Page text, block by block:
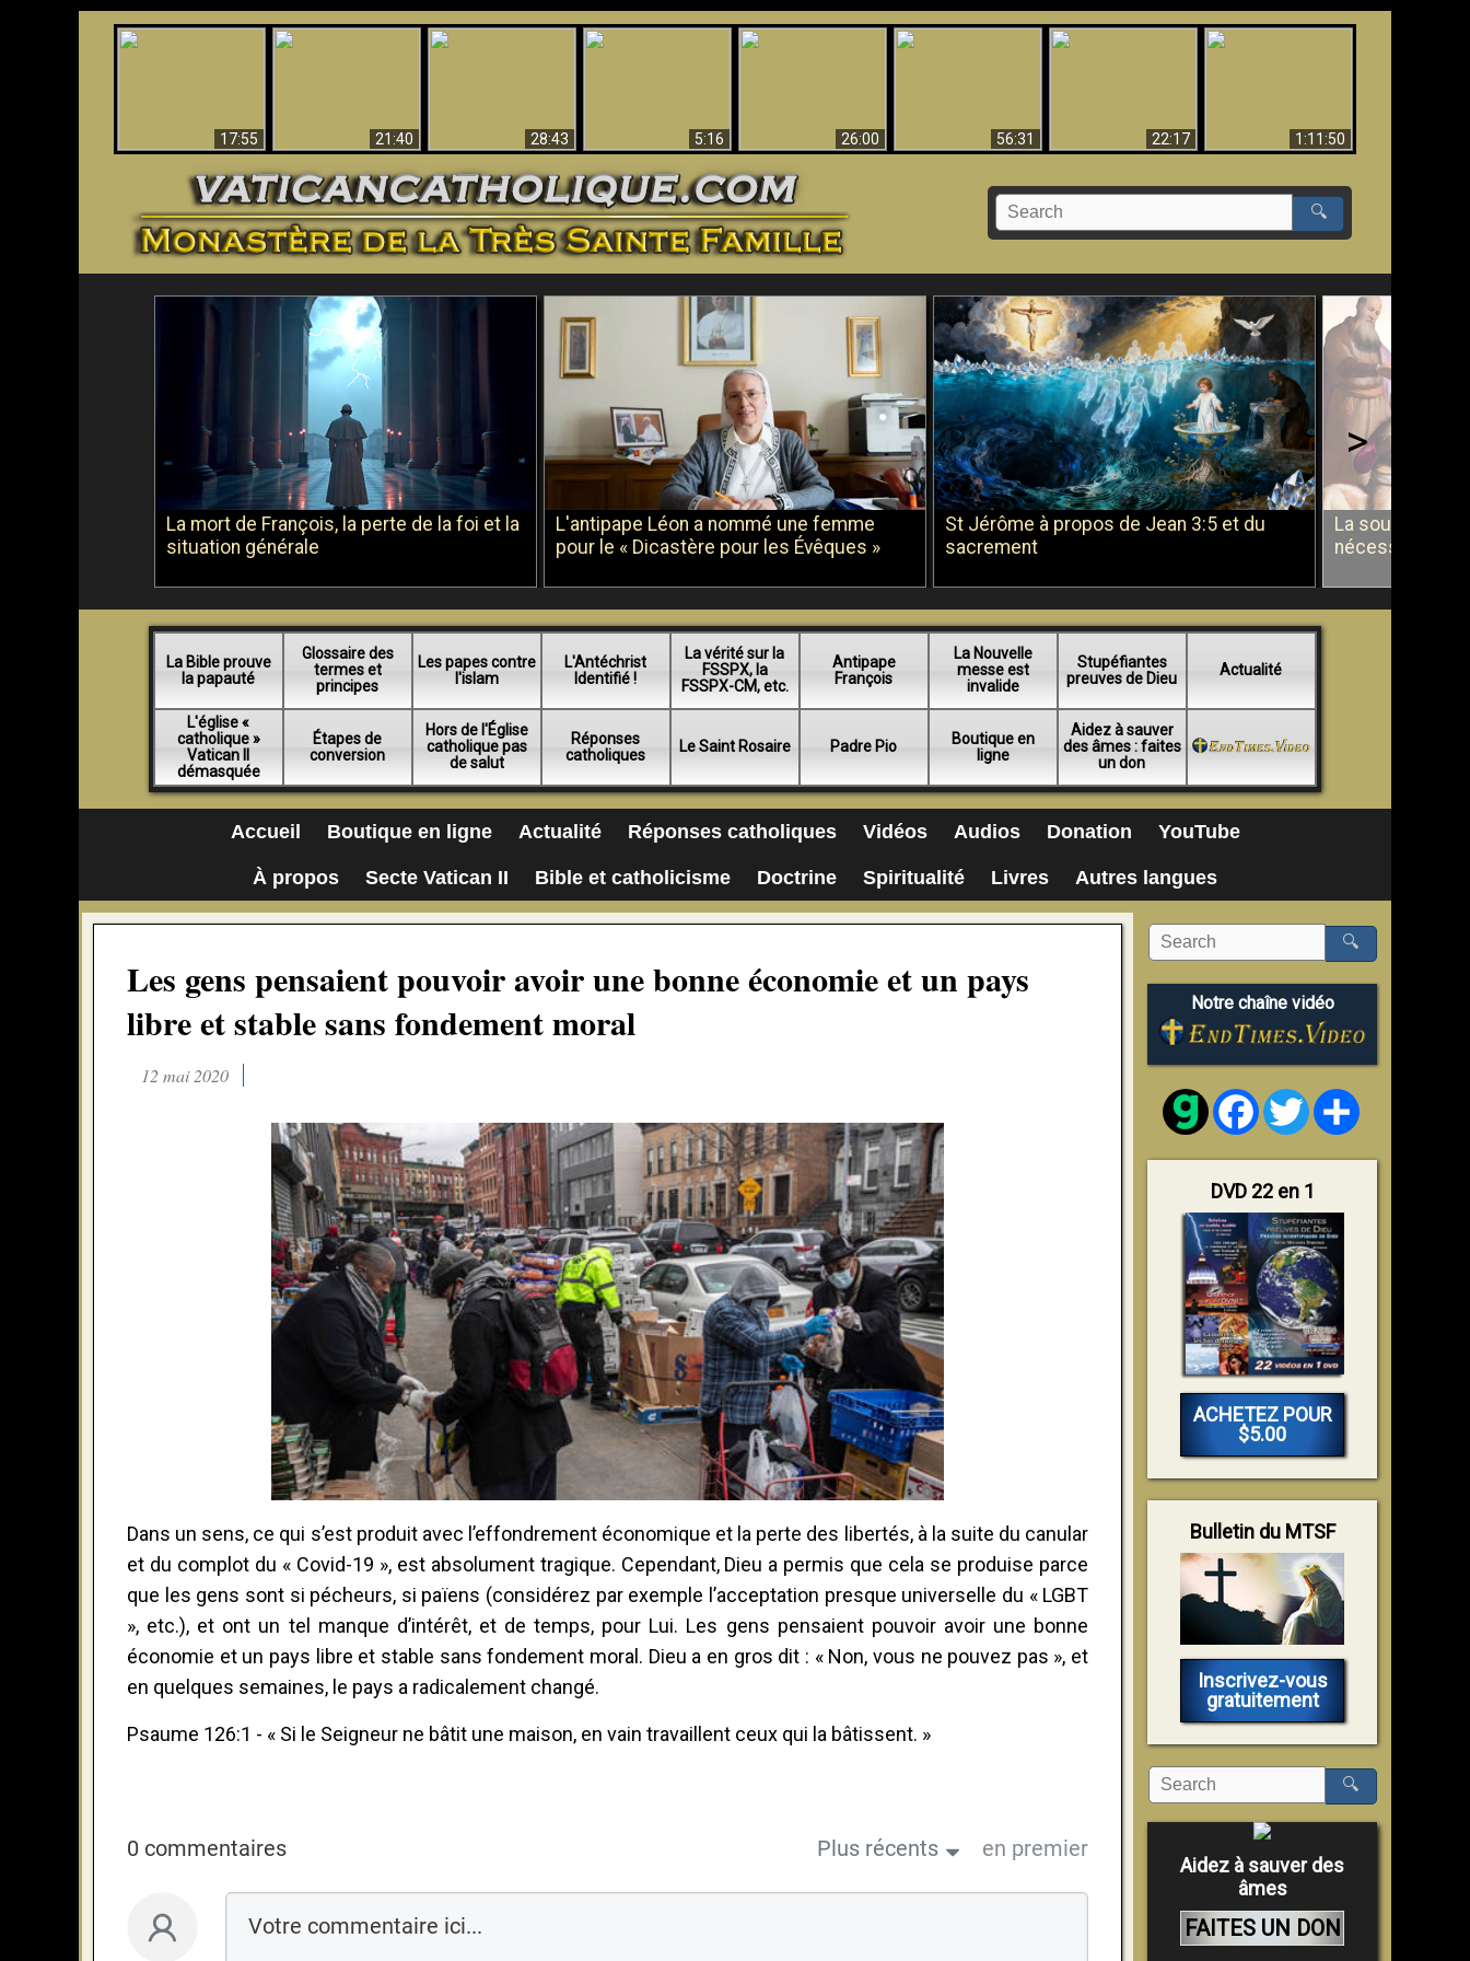
17:55
21:40
28:43
5:16
26:00 56:31 22:17
1:11:50
🔍
La mort de François, la perte de la foi et la
situation générale
L'antipape Léon a nommé une femme
pour le « Dicastère pour les Évêques »
St Jérôme à propos de Jean 3:5 et du
sacrement
La soumission
nécessité du
>
La Bible prouve
la papauté
Glossaire des
termes et
principes
Les papes contre
l'islam
L'Antéchrist
Identifié !
La vérité sur la
FSSPX, la
FSSPX-CM, etc.
Antipape
François
La Nouvelle
messe est
invalide
Stupéfiantes
preuves de Dieu
Actualité
L'église «
catholique »
Vatican II
démasquée
Étapes de
conversion
Hors de l'Église
catholique pas
de salut
Réponses
catholiques
Le Saint Rosaire Padre Pio
Boutique en
ligne
Aidez à sauver
des âmes : faites
un don
Accueil Boutique en ligne Actualité Réponses catholiques Vidéos Audios Donation YouTube
À propos Secte Vatican II Bible et catholicisme Doctrine Spiritualité Livres Autres langues
Les gens pensaient pouvoir avoir une bonne économie et un pays
libre et stable sans fondement moral
12 mai 2020
Dans un sens, ce qui s’est produit avec l’effondrement économique et la perte des libertés, à la suite du canular
et du complot du « Covid-19 », est absolument tragique. Cependant, Dieu a permis que cela se produise parce
que les gens sont si pécheurs, si païens (considérez par exemple l’acceptation presque universelle du « LGBT
», etc.), et ont un tel manque d’intérêt, et de temps, pour Lui. Les gens pensaient pouvoir avoir une bonne
économie et un pays libre et stable sans fondement moral. Dieu a en gros dit : « Non, vous ne pouvez pas », et
en quelques semaines, le pays a radicalement changé.
Psaume 126:1 - « Si le Seigneur ne bâtit une maison, en vain travaillent ceux qui la bâtissent. »
0 commentaires Plus récents en premier
🔍
Notre chaîne vidéo
FacebookTwitter
DVD 22 en 1
ACHETEZ POUR
$5.00
Bulletin du MTSF
Inscrivez-vous
gratuitement
🔍
Aidez à sauver des
âmes
FAITES UN DON